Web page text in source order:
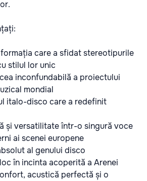
formația care a sfidat stereotipurile
stilul lor unic
inconfundabilă a proiectului
mondial
italo-disco care a redefinit
și versatilitate într-o singură voce
ai scenei europene
al genului disco
în incinta acoperită a Arenei
acustică perfectă și o